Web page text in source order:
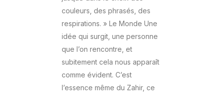
couleurs, des phrasés, des
respirations. » Le Monde Une
idée qui surgit, une personne
que l’on rencontre, et
subitement cela nous apparaît
comme évident. C’est
l’essence même du Zahir, ce